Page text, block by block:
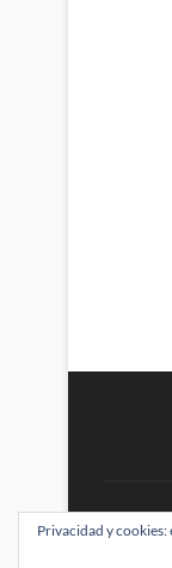
Privacidad y cookies: